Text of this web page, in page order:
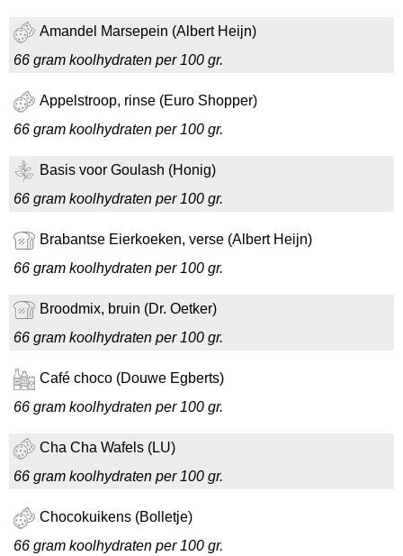
Amandel Marsepein (Albert Heijn)
66 gram koolhydraten per 100 gr.
Appelstroop, rinse (Euro Shopper)
66 gram koolhydraten per 100 gr.
Basis voor Goulash (Honig)
66 gram koolhydraten per 100 gr.
Brabantse Eierkoeken, verse (Albert Heijn)
66 gram koolhydraten per 100 gr.
Broodmix, bruin (Dr. Oetker)
66 gram koolhydraten per 100 gr.
Café choco (Douwe Egberts)
66 gram koolhydraten per 100 gr.
Cha Cha Wafels (LU)
66 gram koolhydraten per 100 gr.
Chocokuikens (Bolletje)
66 gram koolhydraten per 100 gr.